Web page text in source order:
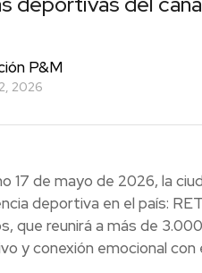
P&M
2026
17 de mayo de 2026, la
deportiva en el país:
que reunirá a más de
y conexión emocional con